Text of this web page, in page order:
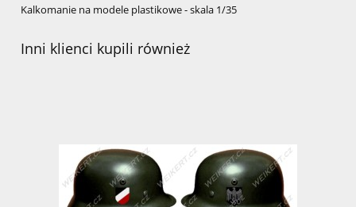
Kalkomanie na modele plastikowe - skala 1/35
Inni klienci kupili również